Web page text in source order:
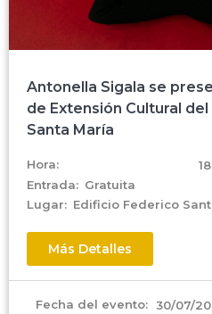
Antonella Sigala se
de Extensión Cultural
Santa María
Hora:
Entrada: Gratuita
Lugar: Edificio Federico
Más Detalles
Fecha del evento: 30/07/